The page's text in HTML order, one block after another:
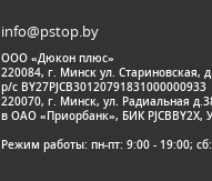
info@pstop.by
ООО «Дюкон плюс»
220084, г. Минск ул. Стариновская,
р/с BY27PJCB30120791831000000933
220070, г. Минск, ул. Радиальная
в ОАО «Приорбанк», БИК PJCBBY2X,
Режим работы: пн-пт: 9:00 - 19:00;